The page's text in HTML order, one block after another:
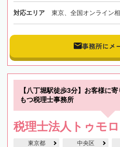
対応エリア 東京、全国オンライン
事務所にメ
【八丁堀駅徒歩3分】お客様に
もつ税理士事務所
税理士法人トゥモ
東京都 中央区